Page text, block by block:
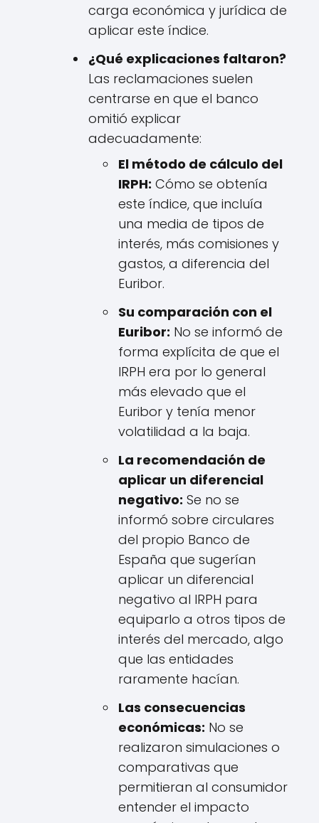
carga económica y jurídica de
aplicar este índice.
¿Qué explicaciones faltaron?
Las reclamaciones suelen
centrarse en que el banco
omitió explicar
adecuadamente:
El método de cálculo del
IRPH: Cómo se obtenía
este índice, que incluía
una media de tipos de
interés, más comisiones y
gastos, a diferencia del
Euribor.
Su comparación con el
Euribor: No se informó de
forma explícita de que el
IRPH era por lo general
más elevado que el
Euribor y tenía menor
volatilidad a la baja.
La recomendación de
aplicar un diferencial
negativo: Se no se
informó sobre circulares
del propio Banco de
España que sugerían
aplicar un diferencial
negativo al IRPH para
equiparlo a otros tipos de
interés del mercado, algo
que las entidades
raramente hacían.
Las consecuencias
económicas: No se
realizaron simulaciones o
comparativas que
permitieran al consumidor
entender el impacto